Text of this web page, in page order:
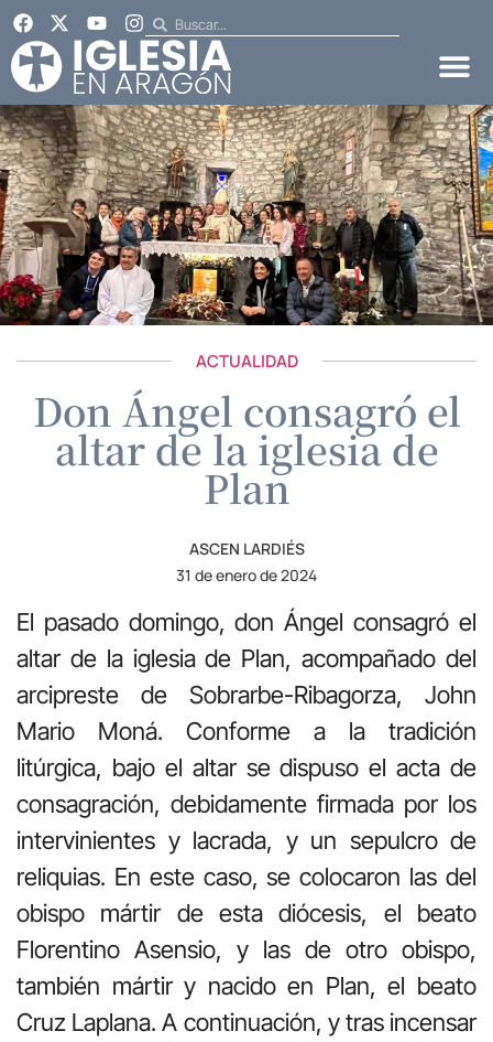
ACTUALIDAD
Don Ángel consagró el
altar de la iglesia de
Plan
ASCEN LARDIÉS
31 de enero de 2024
El pasado domingo, don Ángel consagró el
altar de la iglesia de Plan, acompañado del
arcipreste de Sobrarbe-Ribagorza, John
Mario Moná. Conforme a la tradición
litúrgica, bajo el altar se dispuso el acta de
consagración, debidamente firmada por los
intervinientes y lacrada, y un sepulcro de
reliquias. En este caso, se colocaron las del
obispo mártir de esta diócesis, el beato
Florentino Asensio, y las de otro obispo,
también mártir y nacido en Plan, el beato
Cruz Laplana. A continuación, y tras incensar